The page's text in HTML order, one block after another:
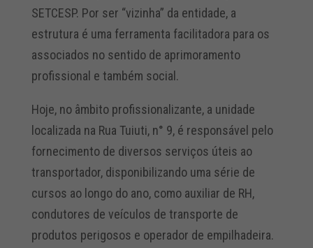
SETCESP. Por ser “vizinha” da entidade, a
estrutura é uma ferramenta facilitadora para os
associados no sentido de aprimoramento
profissional e também social.
Hoje, no âmbito profissionalizante, a unidade
localizada na Rua Tuiuti, n° 9, é responsável pelo
fornecimento de diversos serviços úteis ao
transportador, disponibilizando uma série de
cursos ao longo do ano, como auxiliar de RH,
condutores de veículos de transporte de
produtos perigosos e operador de empilhadeira.